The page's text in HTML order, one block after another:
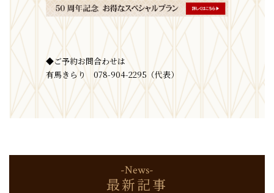
◆ご予約お問合わせは
有馬きらり 078-904-2295（代表）
-News-
最新記事